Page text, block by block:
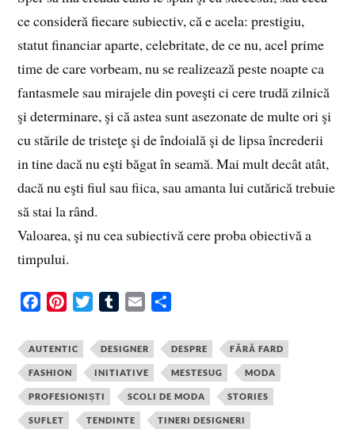
ce consideră fiecare subiectiv, că e acela: prestigiu,
statut financiar aparte, celebritate, de ce nu, acel prime
time de care vorbeam, nu se realizează peste noapte ca
fantasmele sau mirajele din poveşti ci cere trudă zilnică
şi determinare, şi că astea sunt asezonate de multe ori şi
cu stările de tristeţe şi de îndoială şi de lipsa încrederii
in tine dacă nu eşti băgat în seamă. Mai mult decât atât,
dacă nu eşti fiul sau fiica, sau amanta lui cutărică trebuie
să stai la rând.
Valoarea, şi nu cea subiectivă cere proba obiectivă a
timpului.
c
e
b
o
o
n
t
e
r
i
t
t
e
r
m
b
l
r
a
i
l
a
r
e
AUTENTIC DESIGNER DESPRE FĂRĂ FARD
FASHION INITIATIVE MESTESUG MODA
PROFESIONIȘTI SCOLI DE MODA STORIES
SUFLET TENDINTE TINERI DESIGNERI